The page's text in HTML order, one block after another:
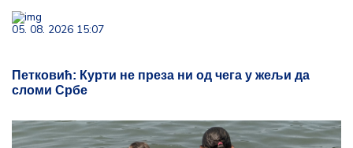
05. 08. 2026 15:07
Петковић: Курти не преза ни од чега у жељи да
сломи Србе